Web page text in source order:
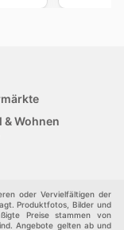
& Wohnen
oder Vervielfältigen der
Produktfotos, Bilder und
Preise stammen von
Angebote gelten ab und